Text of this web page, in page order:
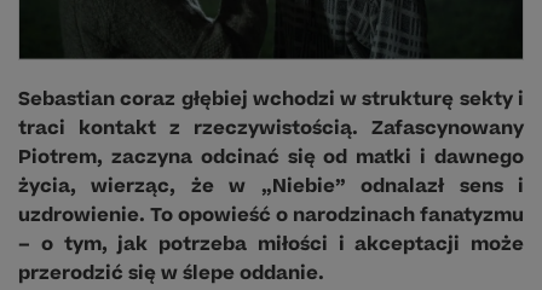
Sebastian coraz głębiej wchodzi w strukturę sekty i
traci kontakt z rzeczywistością. Zafascynowany
Piotrem, zaczyna odcinać się od matki i dawnego
życia, wierząc, że w „Niebie” odnalazł sens i
uzdrowienie. To opowieść o narodzinach fanatyzmu
– o tym, jak potrzeba miłości i akceptacji może
przerodzić się w ślepe oddanie.